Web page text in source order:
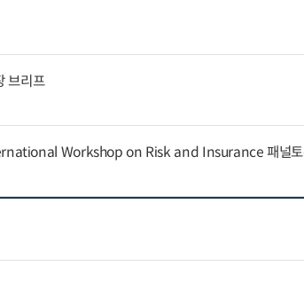
브리프
Workshop on Risk and Insurance 패널토